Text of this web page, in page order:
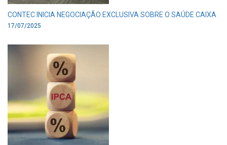
CONTEC INICIA NEGOCIAÇÃO EXCLUSIVA SOBRE O SAÚDE CAIXA
17/07/2025